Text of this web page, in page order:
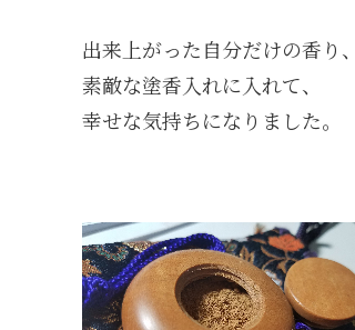
出来上がった自分だけの香り、
素敵な塗香入れに入れて、
幸せな気持ちになりました。